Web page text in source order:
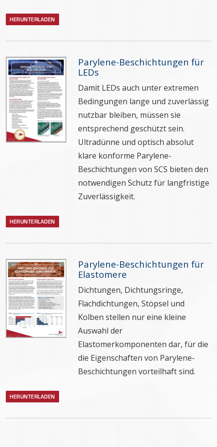
HERUNTERLADEN
Parylene-Beschichtungen für
LEDs
Damit LEDs auch unter extremen
Bedingungen lange und zuverlässig
nutzbar bleiben, müssen sie
entsprechend geschützt sein.
Ultradünne und optisch absolut
klare konforme Parylene-
Beschichtungen von SCS bieten den
notwendigen Schutz für langfristige
Zuverlässigkeit.
HERUNTERLADEN
Parylene-Beschichtungen für
Elastomere
Dichtungen, Dichtungsringe,
Flachdichtungen, Stöpsel und
Kolben stellen nur eine kleine
Auswahl der
Elastomerkomponenten dar, für die
die Eigenschaften von Parylene-
Beschichtungen vorteilhaft sind.
HERUNTERLADEN